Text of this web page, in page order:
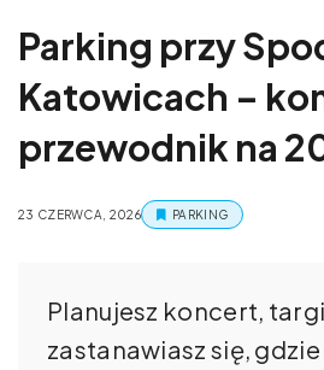
Parking przy
Katowicach –
przewodnik na
23 CZERWCA, 2026 PARKING
Planujesz koncert,
zastanawiasz się,